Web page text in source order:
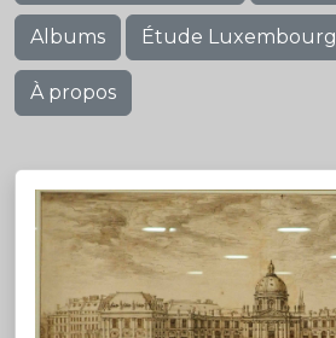
Albums Étude Luxembourg
À propos